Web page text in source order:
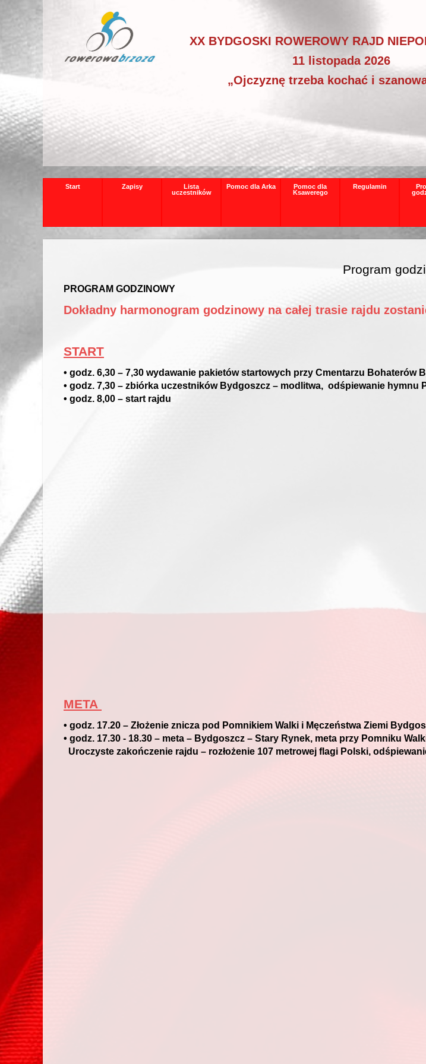
XX BYDGOSKI ROWEROWY RAJD
11 listopada 2026
„Ojczyznę trzeba kochać i
Start Zapisy
Lista
uczestników
Pomoc dla Arka
Pomoc dla
Ksawerego
Regulamin
Program
PROGRAM GODZINOWY
Dokładny harmonogram godzinowy na całej trasie rajdu
START
• godz. 6,30 – 7,30 wydawanie pakietów startowych przy Cmentarzu Bohaterów
• godz. 7,30 – zbiórka uczestników Bydgoszcz – modlitwa, odśpiewanie
• godz. 8,00 – start rajdu
META
• godz. 17.20 – Złożenie znicza pod Pomnikiem Walki i Męczeństwa Ziemi
• godz. 17.30 - 18.30 – meta – Bydgoszcz – Stary Rynek, meta przy Pomniku
Uroczyste zakończenie rajdu – rozłożenie 107 metrowej flagi Polski,